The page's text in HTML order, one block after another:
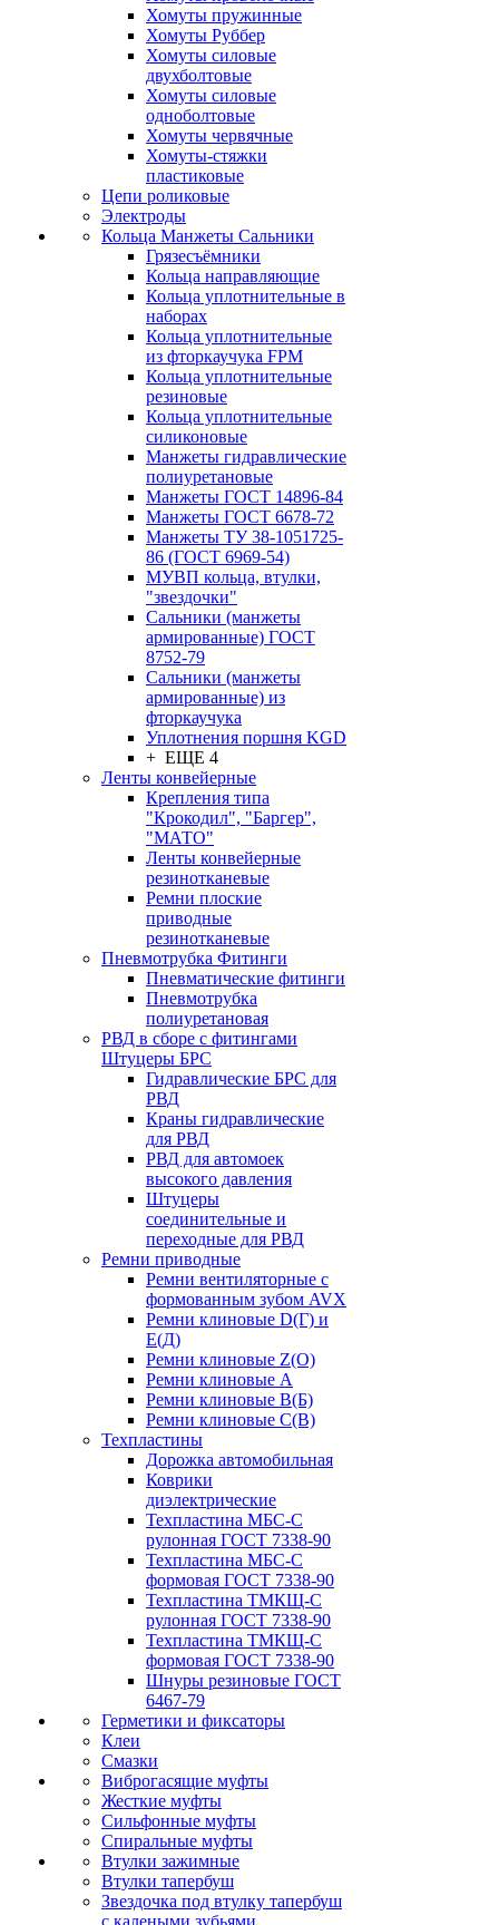
Хомуты пружинные
Хомуты Руббер
Хомуты силовые
двухболтовые
Хомуты силовые
одноболтовые
Хомуты червячные
Хомуты-стяжки
пластиковые
Цепи роликовые
Электроды
Кольца Манжеты Сальники
Грязесъёмники
Кольца направляющие
Кольца уплотнительные в
наборах
Кольца уплотнительные
из фторкаучука FPM
Кольца уплотнительные
резиновые
Кольца уплотнительные
силиконовые
Манжеты гидравлические
полиуретановые
Манжеты ГОСТ 14896-84
Манжеты ГОСТ 6678-72
Манжеты ТУ 38-1051725-
86 (ГОСТ 6969-54)
МУВП кольца, втулки,
"звездочки"
Сальники (манжеты
армированные) ГОСТ
8752-79
Сальники (манжеты
армированные) из
фторкаучука
Уплотнения поршня KGD
+ ЕЩЕ 4
Ленты конвейерные
Крепления типа
"Крокодил", "Баргер",
"МАТО"
Ленты конвейерные
резинотканевые
Ремни плоские
приводные
резинотканевые
Пневмотрубка Фитинги
Пневматические фитинги
Пневмотрубка
полиуретановая
РВД в сборе с фитингами
Штуцеры БРС
Гидравлические БРС для
РВД
Краны гидравлические
для РВД
РВД для автомоек
высокого давления
Штуцеры
соединительные и
переходные для РВД
Ремни приводные
Ремни вентиляторные с
формованным зубом AVX
Ремни клиновые D(Г) и
Е(Д)
Ремни клиновые Z(О)
Ремни клиновые А
Ремни клиновые В(Б)
Ремни клиновые С(В)
Техпластины
Дорожка автомобильная
Коврики
диэлектрические
Техпластина МБС-С
рулонная ГОСТ 7338-90
Техпластина МБС-С
формовая ГОСТ 7338-90
Техпластина ТМКЩ-С
рулонная ГОСТ 7338-90
Техпластина ТМКЩ-С
формовая ГОСТ 7338-90
Шнуры резиновые ГОСТ
6467-79
Герметики и фиксаторы
Клеи
Смазки
Виброгасящие муфты
Жесткие муфты
Сильфонные муфты
Спиральные муфты
Втулки зажимные
Втулки тапербуш
Звездочка под втулку тапербуш
c калеными зубьями